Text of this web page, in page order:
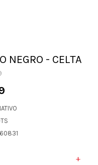
NEGRO - CELTA